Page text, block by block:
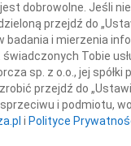
dobrowolne. Jeśli
przejdź do
badania i mierzenia
Tobie
sp. z o.o., jej spółki
przejdź do
i podmiotu,
i Polityce